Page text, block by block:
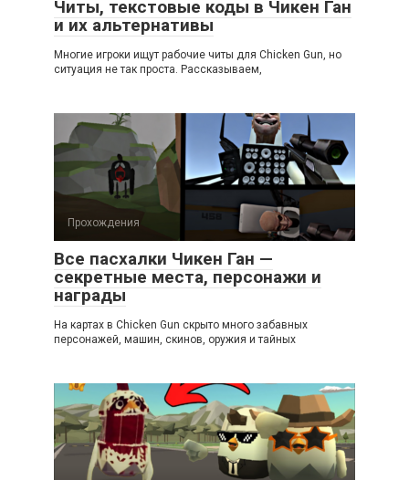
Читы, текстовые коды в Чикен Ган
и их альтернативы
Многие игроки ищут рабочие читы для Chicken Gun, но
ситуация не так проста. Рассказываем,
Прохождения
Все пасхалки Чикен Ган —
секретные места, персонажи и
награды
На картах в Chicken Gun скрыто много забавных
персонажей, машин, скинов, оружия и тайных